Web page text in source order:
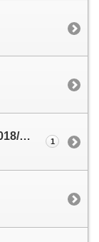
6.25상기예배 - 여전도회 협의회 주관(2018/6/24) 1